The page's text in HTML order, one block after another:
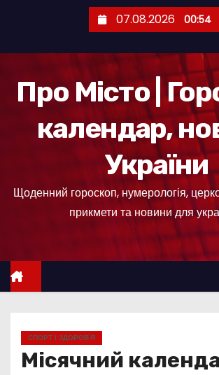
е
07.08.2026 00:54
Про Місто |
календар,
України
Щоденний гороскоп, нумерологія,
прикмети та новини для
СПОРТ І ЗДОРОВ’Я
Місячний